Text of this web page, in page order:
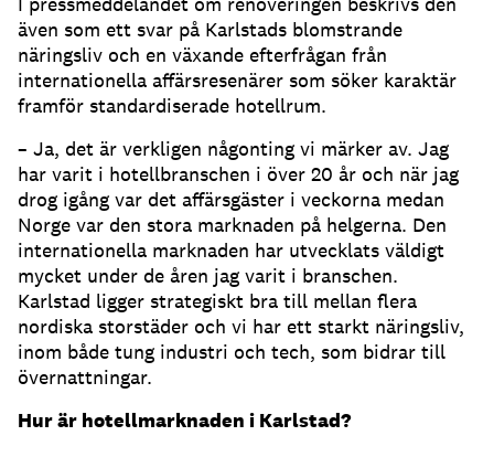
även som ett svar på Karlstads blomstrande
näringsliv och en växande efterfrågan från
internationella affärsresenärer som söker karaktär
framför standardiserade hotellrum.
– Ja, det är verkligen någonting vi märker av. Jag
har varit i hotellbranschen i över 20 år och när jag
drog igång var det affärsgäster i veckorna medan
Norge var den stora marknaden på helgerna. Den
internationella marknaden har utvecklats väldigt
mycket under de åren jag varit i branschen.
Karlstad ligger strategiskt bra till mellan flera
nordiska storstäder och vi har ett starkt näringsliv,
inom både tung industri och tech, som bidrar till
övernattningar.
Hur är hotellmarknaden i Karlstad?